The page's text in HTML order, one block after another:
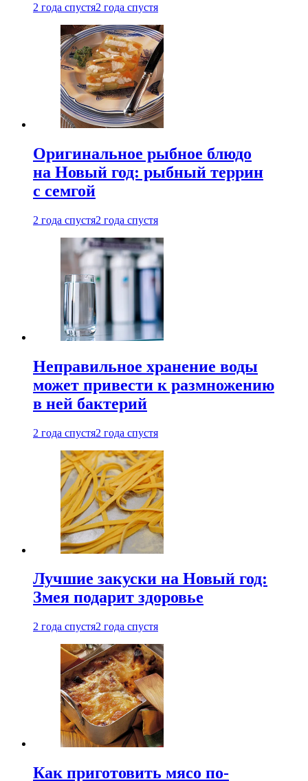
2 года спустя2 года спустя
Оригинальное рыбное блюдо
на Новый год: рыбный террин
с семгой
2 года спустя2 года спустя
Неправильное хранение воды
может привести к размножению
в ней бактерий
2 года спустя2 года спустя
Лучшие закуски на Новый год:
Змея подарит здоровье
2 года спустя2 года спустя
Как приготовить мясо по-